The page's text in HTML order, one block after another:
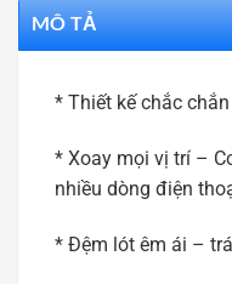
MÔ TẢ
* Thiết kế chắc
* Xoay mọi vị trí –
nhiều dòng điện
* Đệm lót êm ái –